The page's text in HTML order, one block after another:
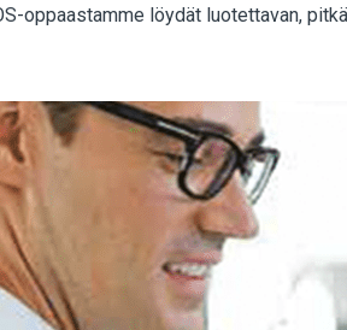
oppaastamme löydät luotettavan,